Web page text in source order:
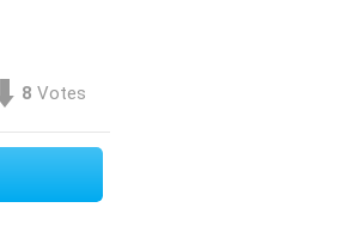
8 Votes